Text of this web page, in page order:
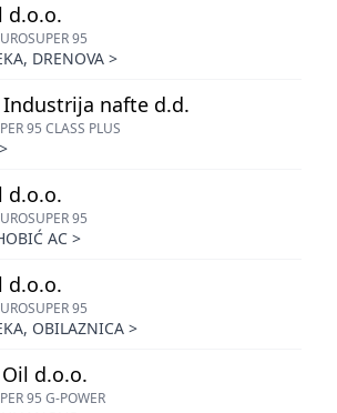
d.o.o.
95
DRENOVA >
Industrija nafte d.d.
95 CLASS PLUS
>
d.o.o.
95
AC >
d.o.o.
95
OBILAZNICA >
d.o.o.
95 G-POWER